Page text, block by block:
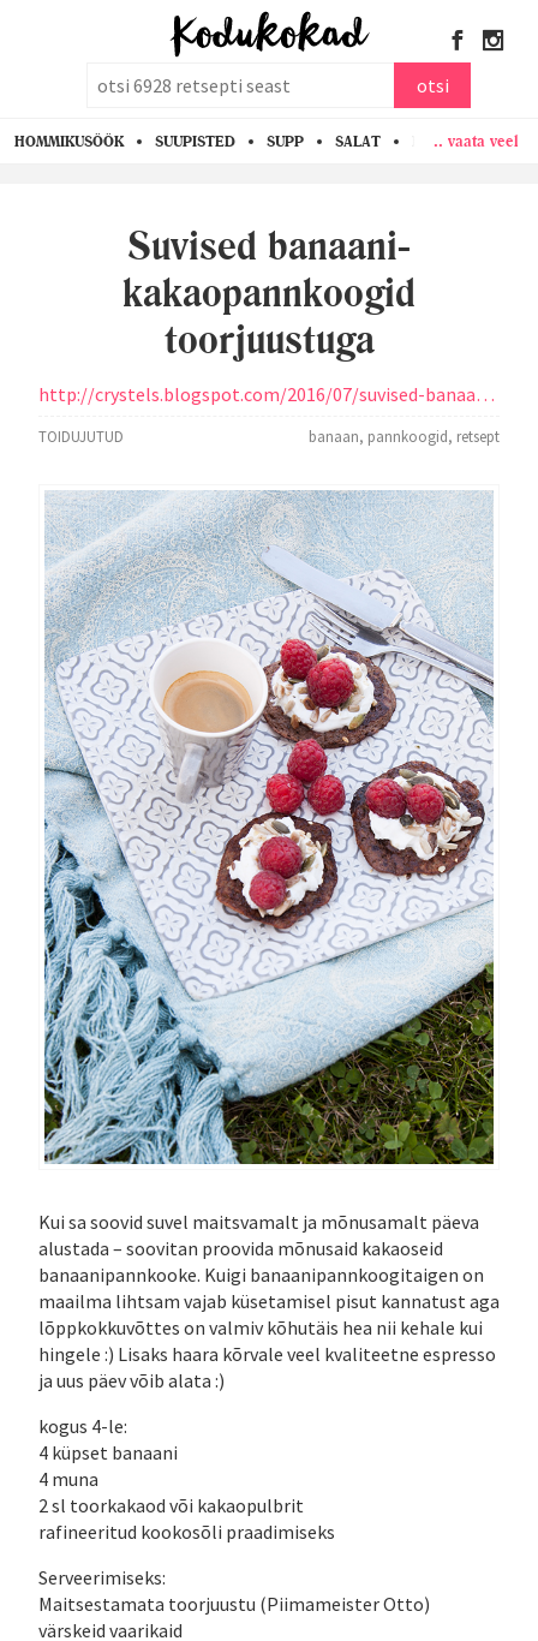
otsi
HOMMIKUSÖÖK SUUPISTED SUPP SALAT PASTA KANA
.. vaata veel
Suvised banaani-
kakaopannkoogid
toorjuustuga
http://crystels.blogspot.com/2016/07/suvised-banaani-kakaopannkoogid.html
TOIDUJUTUD banaan, pannkoogid, retsept
Kui sa soovid suvel maitsvamalt ja mõnusamalt päeva
alustada – soovitan proovida mõnusaid kakaoseid
banaanipannkooke. Kuigi banaanipannkoogitaigen on
maailma lihtsam vajab küsetamisel pisut kannatust aga
lõppkokkuvõttes on valmiv kõhutäis hea nii kehale kui
hingele :) Lisaks haara kõrvale veel kvaliteetne espresso
ja uus päev võib alata :)
kogus 4-le:
4 küpset banaani
4 muna
2 sl toorkakaod või kakaopulbrit
rafineeritud kookosõli praadimiseks
Serveerimiseks:
Maitsestamata toorjuustu (Piimameister Otto)
värskeid vaarikaid